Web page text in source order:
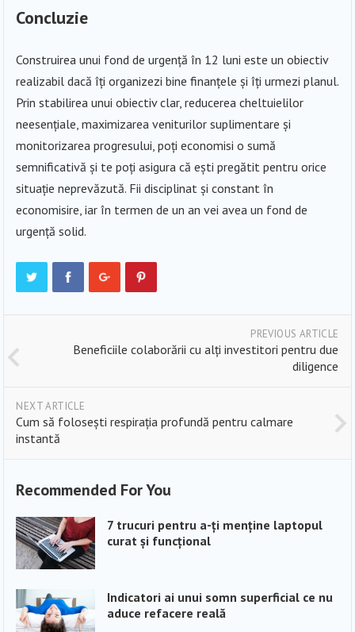
Concluzie
Construirea unui fond de urgență în 12 luni este un obiectiv
realizabil dacă îți organizezi bine finanțele și îți urmezi planul.
Prin stabilirea unui obiectiv clar, reducerea cheltuielilor
neesențiale, maximizarea veniturilor suplimentare și
monitorizarea progresului, poți economisi o sumă
semnificativă și te poți asigura că ești pregătit pentru orice
situație neprevăzută. Fii disciplinat și constant în
economisire, iar în termen de un an vei avea un fond de
urgență solid.
PREVIOUS ARTICLE
Beneficiile colaborării cu alți investitori pentru due
diligence
NEXT ARTICLE
Cum să folosești respirația profundă pentru calmare
instantă
Recommended For You
7 trucuri pentru a-ți menține laptopul
curat și funcțional
Indicatori ai unui somn superficial ce nu
aduce refacere reală